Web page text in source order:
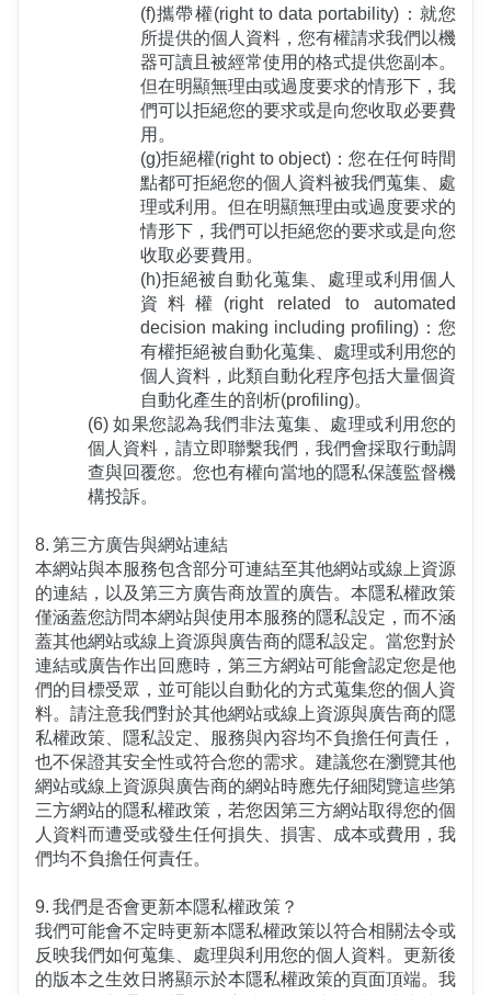
(f)攜帶權(right to data portability)：就您
所提供的個人資料，您有權請求我們以機
器可讀且被經常使用的格式提供您副本。
但在明顯無理由或過度要求的情形下，我
們可以拒絕您的要求或是向您收取必要費
用。
(g)拒絕權(right to object)：您在任何時間
點都可拒絕您的個人資料被我們蒐集、處
理或利用。但在明顯無理由或過度要求的
情形下，我們可以拒絕您的要求或是向您
收取必要費用。
(h)拒絕被自動化蒐集、處理或利用個人
資料權(right related to automated
decision making including profiling)：您
有權拒絕被自動化蒐集、處理或利用您的
個人資料，此類自動化程序包括大量個資
自動化產生的剖析(profiling)。
(6) 如果您認為我們非法蒐集、處理或利用您的
個人資料，請立即聯繫我們，我們會採取行動調
查與回覆您。您也有權向當地的隱私保護監督機
構投訴。
8.	第三方廣告與網站連結
本網站與本服務包含部分可連結至其他網站或線上資源
的連結，以及第三方廣告商放置的廣告。本隱私權政策
僅涵蓋您訪問本網站與使用本服務的隱私設定，而不涵
蓋其他網站或線上資源與廣告商的隱私設定。當您對於
連結或廣告作出回應時，第三方網站可能會認定您是他
們的目標受眾，並可能以自動化的方式蒐集您的個人資
料。請注意我們對於其他網站或線上資源與廣告商的隱
私權政策、隱私設定、服務與內容均不負擔任何責任，
也不保證其安全性或符合您的需求。建議您在瀏覽其他
網站或線上資源與廣告商的網站時應先仔細閱覽這些第
三方網站的隱私權政策，若您因第三方網站取得您的個
人資料而遭受或發生任何損失、損害、成本或費用，我
們均不負擔任何責任。
9.	我們是否會更新本隱私權政策？
我們可能會不定時更新本隱私權政策以符合相關法令或
反映我們如何蒐集、處理與利用您的個人資料。更新後
的版本之生效日將顯示於本隱私權政策的頁面頂端。我